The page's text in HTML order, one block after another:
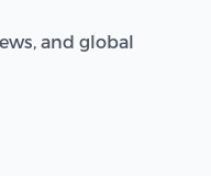
and global